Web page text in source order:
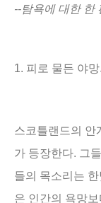
--탐욕에 대한 한
1. 피로 물든 야
스코틀랜드의 안
가 등장한다. 그
들의 목소리는
은 인간의 욕망